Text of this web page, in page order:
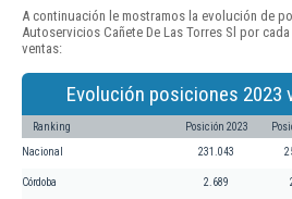
A continuación le mostramos la evolución de
Autoservicios Cañete De Las Torres Sl por
ventas:
Evolución posiciones 2023
Ranking Posición 2023
Nacional 231.043
Córdoba 2.689